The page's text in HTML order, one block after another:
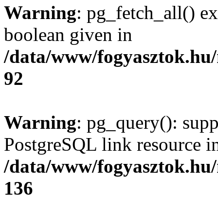
Warning: pg_fetch_all()
boolean given in
/data/www/
92
Warning: pg_query():
PostgreSQL link resource
/data/www/
136